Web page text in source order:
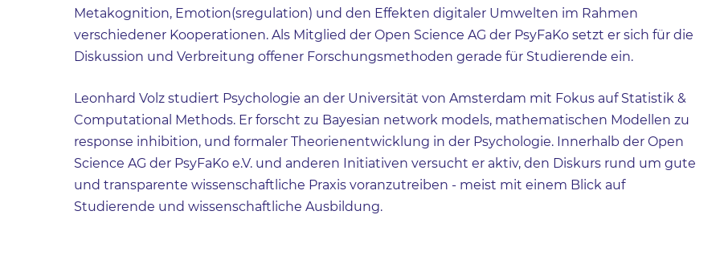
Metakognition, Emotion(sregulation) und den Effekten digitaler Umwelten im Rahmen
verschiedener Kooperationen. Als Mitglied der Open Science AG der PsyFaKo setzt er sich für die
Diskussion und Verbreitung offener Forschungsmethoden gerade für Studierende ein.
Leonhard Volz studiert Psychologie an der Universität von Amsterdam mit Fokus auf Statistik &
Computational Methods. Er forscht zu Bayesian network models, mathematischen Modellen zu
response inhibition, und formaler Theorienentwicklung in der Psychologie. Innerhalb der Open
Science AG der PsyFaKo e.V. und anderen Initiativen versucht er aktiv, den Diskurs rund um gute
und transparente wissenschaftliche Praxis voranzutreiben - meist mit einem Blick auf
Studierende und wissenschaftliche Ausbildung.